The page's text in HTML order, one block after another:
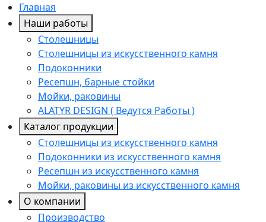
Главная
Наши работы
Столешницы
Столешницы из искусственного камня
Подоконники
Ресепшн, барные стойки
Мойки, раковины
ALATYR DESIGN ( Ведутся Работы )
Каталог продукции
Столешницы из искусственного камня
Подоконники из искусственного камня
Ресепшн из искусственного камня
Мойки, раковины из искусственного камня
О компании
Производство